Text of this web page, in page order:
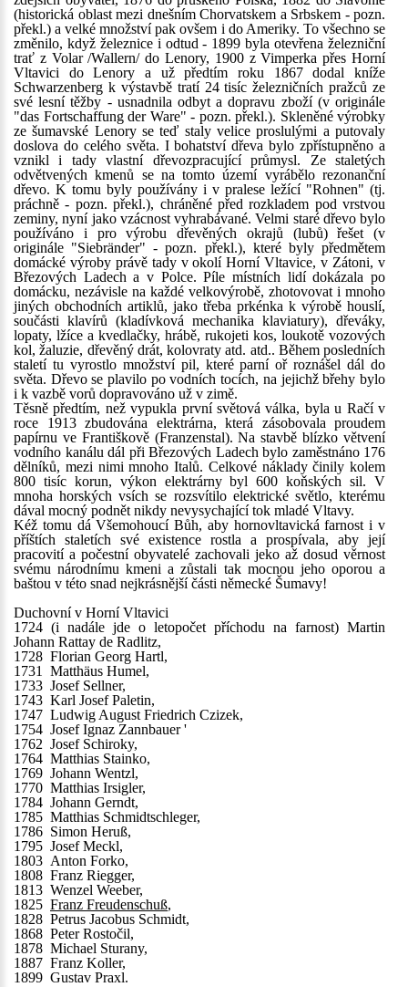
(historická oblast mezi dnešním Chorvatskem a Srbskem - pozn.
překl.) a velké množství pak ovšem i do Ameriky. To všechno se
změnilo, když železnice i odtud - 1899 byla otevřena železniční
trať z Volar /Wallern/ do Lenory, 1900 z Vimperka přes Horní
Vltavici do Lenory a už předtím roku 1867 dodal kníže
Schwarzenberg k výstavbě tratí 24 tisíc železničních pražců ze
své lesní těžby - usnadnila odbyt a dopravu zboží (v originále
"das Fortschaffung der Ware" - pozn. překl.). Skleněné výrobky
ze šumavské Lenory se teď staly velice proslulými a putovaly
doslova do celého světa. I bohatství dřeva bylo zpřístupněno a
vznikl i tady vlastní dřevozpracující průmysl. Ze staletých
odvětvených kmenů se na tomto území vyrábělo rezonanční
dřevo. K tomu byly používány i v pralese ležící "Rohnen" (tj.
práchně - pozn. překl.), chráněné před rozkladem pod vrstvou
zeminy, nyní jako vzácnost vyhrabávané. Velmi staré dřevo bylo
používáno i pro výrobu dřevěných okrajů (lubů) řešet (v
originále "Siebränder" - pozn. překl.), které byly předmětem
domácké výroby právě tady v okolí Horní Vltavice, v Zátoni, v
Březových Ladech a v Polce. Píle místních lidí dokázala po
domácku, nezávisle na každé velkovýrobě, zhotovovat i mnoho
jiných obchodních artiklů, jako třeba prkénka k výrobě houslí,
součásti klavírů (kladívková mechanika klaviatury), dřeváky,
lopaty, lžíce a kvedlačky, hrábě, rukojeti kos, loukotě vozových
kol, žaluzie, dřevěný drát, kolovraty atd. atd.. Během posledních
staletí tu vyrostlo množství pil, které parní oř roznášel dál do
světa. Dřevo se plavilo po vodních tocích, na jejichž břehy bylo
i k vazbě vorů dopravováno už v zimě.
Těsně předtím, než vypukla první světová válka, byla u Račí v
roce 1913 zbudována elektrárna, která zásobovala proudem
papírnu ve Františkově (Franzenstal). Na stavbě blízko větvení
vodního kanálu dál při Březových Ladech bylo zaměstnáno 176
dělníků, mezi nimi mnoho Italů. Celkové náklady činily kolem
800 tisíc korun, výkon elektrárny byl 600 koňských sil. V
mnoha horských vsích se rozsvítilo elektrické světlo, kterému
dával mocný podnět nikdy nevysychající tok mladé Vltavy.
Kéž tomu dá Všemohoucí Bůh, aby hornovltavická farnost i v
příštích staletích své existence rostla a prospívala, aby její
pracovití a počestní obyvatelé zachovali jeko až dosud věrnost
svému národnímu kmeni a zůstali tak mocnou jeho oporou a
baštou v této snad nejkrásnější části německé Šumavy!
Duchovní v Horní Vltavici
1724 (i nadále jde o letopočet příchodu na farnost) Martin
Johann Rattay de Radlitz,
1728 Florian Georg Hartl,
1731 Matthäus Humel,
1733 Josef Sellner,
1743 Karl Josef Paletin,
1747 Ludwig August Friedrich Czizek,
1754 Josef Ignaz Zannbauer '
1762 Josef Schiroky,
1764 Matthias Stainko,
1769 Johann Wentzl,
1770 Matthias Irsigler,
1784 Johann Gerndt,
1785 Matthias Schmidtschleger,
1786 Simon Heruß,
1795 Josef Meckl,
1803 Anton Forko,
1808 Franz Riegger,
1813 Wenzel Weeber,
1825 Franz Freudenschuß,
1828 Petrus Jacobus Schmidt,
1868 Peter Rostočil,
1878 Michael Sturany,
1887 Franz Koller,
1899 Gustav Praxl.